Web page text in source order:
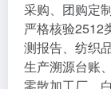
采购、团购定
严格核验2512
测报告、纺织
生产溯源台账